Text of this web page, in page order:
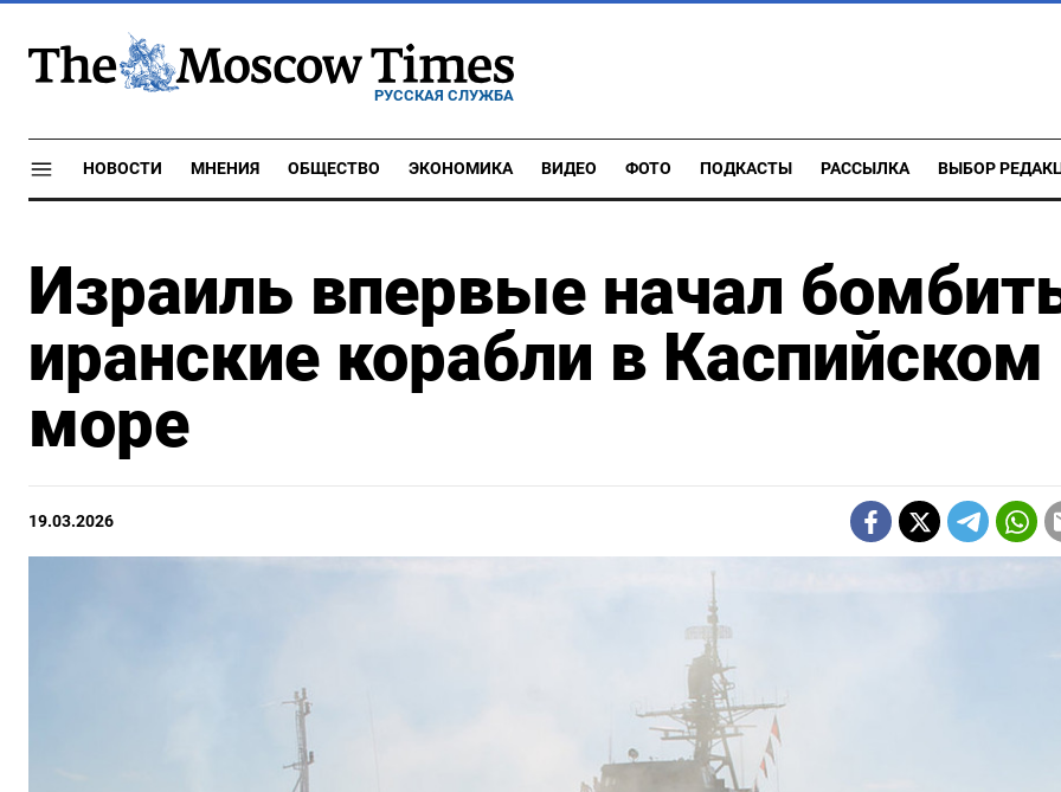
РУССКАЯ СЛУЖБА
НОВОСТИ МНЕНИЯ ОБЩЕСТВО ЭКОНОМИКА ВИДЕО ФОТО ПОДКАСТЫ РАССЫЛКА ВЫБОР
Израиль впервые начал
иранские корабли в Каспийском
море
19.03.2026